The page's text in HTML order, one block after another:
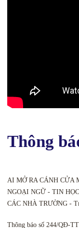
Thông
AI MỞ RA CÁNH CỬA
NGOẠI NGỮ - TIN
CÁC NHÀ TRƯỜNG -
Thông báo số 244/QĐ-